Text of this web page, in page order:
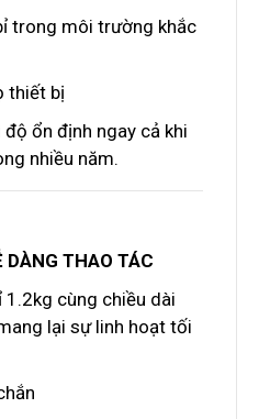
trong môi trường khắc
thiết bị
ổn định ngay cả khi
nhiều năm.
DÀNG THAO TÁC
cùng chiều dài
lại sự linh hoạt tối